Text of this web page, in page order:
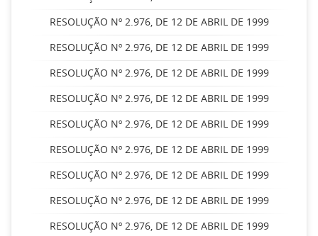
RESOLUÇÃO Nº 2.976, DE 12 DE ABRIL DE 1999
RESOLUÇÃO Nº 2.976, DE 12 DE ABRIL DE 1999
RESOLUÇÃO Nº 2.976, DE 12 DE ABRIL DE 1999
RESOLUÇÃO Nº 2.976, DE 12 DE ABRIL DE 1999
RESOLUÇÃO Nº 2.976, DE 12 DE ABRIL DE 1999
RESOLUÇÃO Nº 2.976, DE 12 DE ABRIL DE 1999
RESOLUÇÃO Nº 2.976, DE 12 DE ABRIL DE 1999
RESOLUÇÃO Nº 2.976, DE 12 DE ABRIL DE 1999
RESOLUÇÃO Nº 2.976, DE 12 DE ABRIL DE 1999